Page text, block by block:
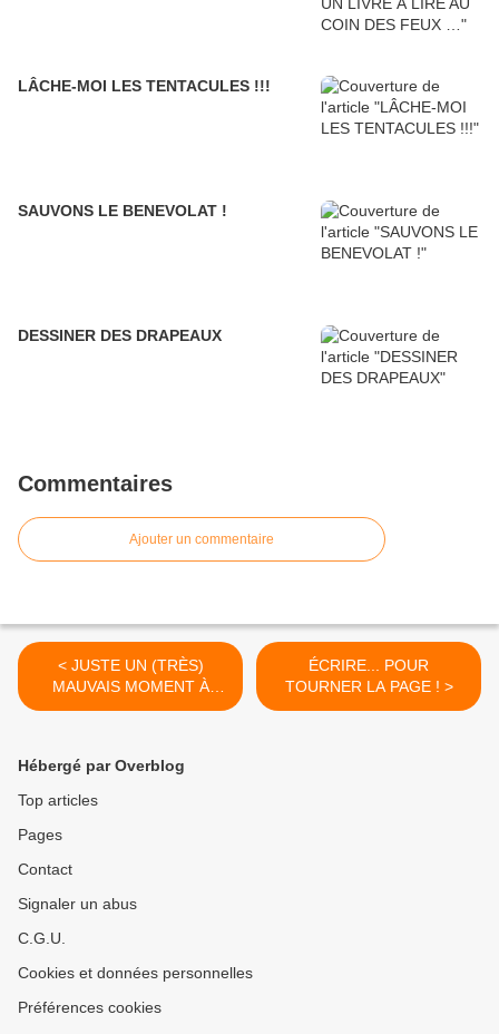
LÂCHE-MOI LES TENTACULES !!!
SAUVONS LE BENEVOLAT !
DESSINER DES DRAPEAUX
Commentaires
Ajouter un commentaire
< JUSTE UN (TRÈS)
MAUVAIS MOMENT À
PASSER...
ÉCRIRE... POUR
TOURNER LA PAGE ! >
Hébergé par Overblog
Top articles
Pages
Contact
Signaler un abus
C.G.U.
Cookies et données personnelles
Préférences cookies